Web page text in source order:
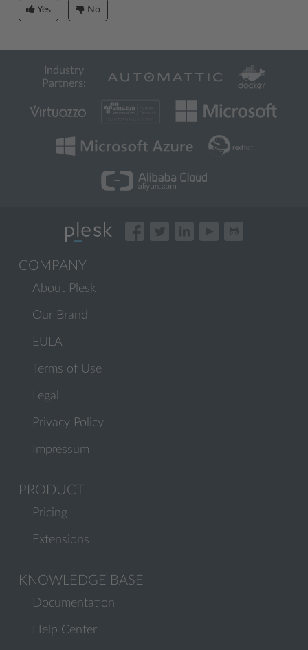
Yes No
Industry
Partners:
COMPANY
About Plesk
Our Brand
EULA
Terms of Use
Legal
Privacy Policy
Impressum
PRODUCT
Pricing
Extensions
KNOWLEDGE BASE
Documentation
Help Center